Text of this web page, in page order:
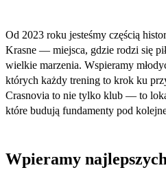
Od 2023 roku jesteśmy częścią
Krasne — miejsca, gdzie rodzi się
wielkie marzenia. Wspieramy
których każdy trening to krok ku
Crasnovia to nie tylko klub — to
które budują fundamenty pod
Wpieramy najlepszych